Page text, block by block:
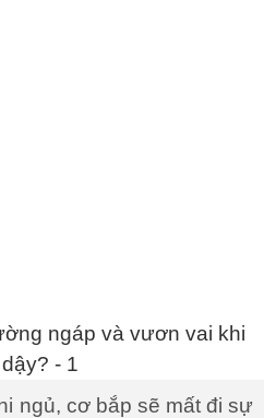
ngủ, cơ bắp sẽ mất đi sự